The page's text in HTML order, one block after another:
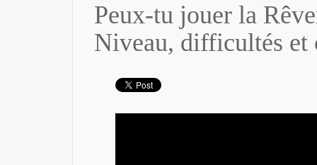
Peux-tu jouer la
Niveau, difficultés et